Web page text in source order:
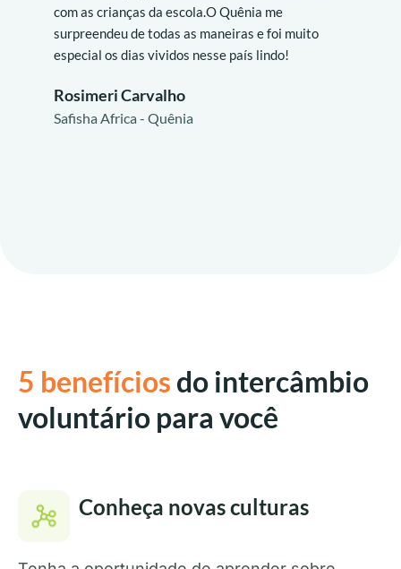
com as crianças da escola.O Quênia me
surpreendeu de todas as maneiras e foi muito
especial os dias vividos nesse país lindo!
Rosimeri Carvalho
Safisha Africa - Quênia
5 benefícios do intercâmbio
voluntário para você
Conheça novas culturas